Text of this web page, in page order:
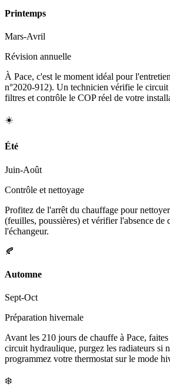
Printemps
Mars-Avril
Révision annuelle
À Pace, c'est le moment idéal pour
n°2020-912). Un technicien vérifie le
filtres et contrôle le COP réel de votre
☀️
Été
Juin-Août
Contrôle et nettoyage
Profitez de l'arrêt du chauffage pour
(feuilles, poussières) et vérifier l'absence de
l'échangeur.
🍂
Automne
Sept-Oct
Préparation hivernale
Avant les 210 jours de chauffe à Pace,
circuit hydraulique, purgez les radiateurs si
programmez votre thermostat sur le mode
❄️